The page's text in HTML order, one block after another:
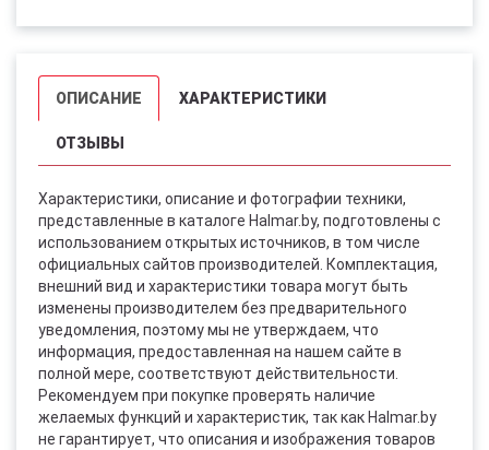
ОПИСАНИЕ ХАРАКТЕРИСТИКИ
ОТЗЫВЫ
Характеристики, описание и фотографии техники,
представленные в каталоге Halmar.by, подготовлены с
использованием открытых источников, в том числе
официальных сайтов производителей. Комплектация,
внешний вид и характеристики товара могут быть
изменены производителем без предварительного
уведомления, поэтому мы не утверждаем, что
информация, предоставленная на нашем сайте в
полной мере, соответствуют действительности.
Рекомендуем при покупке проверять наличие
желаемых функций и характеристик, так как Halmar.by
не гарантирует, что описания и изображения товаров